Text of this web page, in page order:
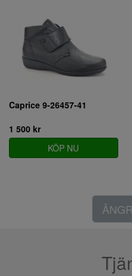
Caprice 9-26457-41
1 500 kr
KÖP NU